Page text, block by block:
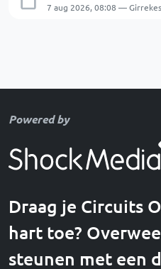
7 aug 2026, 08:08 — Girrekes
Powered by
Draag je Circuits
hart toe?
steunen met een